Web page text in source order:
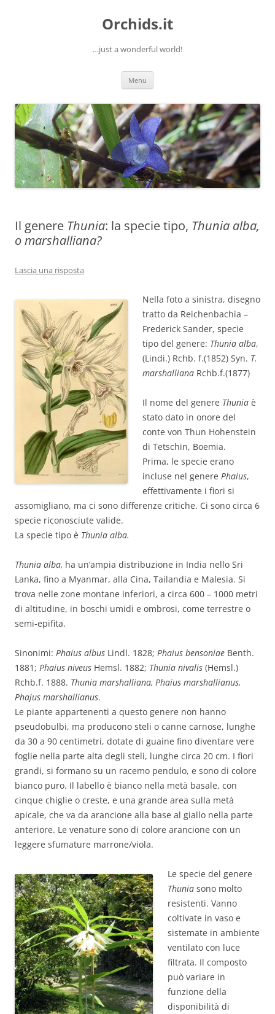
Orchids.it
…just a wonderful world!
Menu
Il genere Thunia: la specie tipo, Thunia alba,
o marshalliana?
Lascia una risposta
Nella foto a sinistra, disegno
tratto da Reichenbachia –
Frederick Sander, specie
tipo del genere: Thunia alba,
(Lindi.) Rchb. f.(1852) Syn. T.
marshalliana Rchb.f.(1877)
Il nome del genere Thunia è
stato dato in onore del
conte von Thun Hohenstein
di Tetschin, Boemia.
Prima, le specie erano
incluse nel genere Phaius,
effettivamente i fiori si
assomigliano, ma ci sono differenze critiche. Ci sono circa 6
specie riconosciute valide.
La specie tipo è Thunia alba.
Thunia alba, ha un’ampia distribuzione in India nello Sri
Lanka, fino a Myanmar, alla Cina, Tailandia e Malesia. Si
trova nelle zone montane inferiori, a circa 600 – 1000 metri
di altitudine, in boschi umidi e ombrosi, come terrestre o
semi-epifita.
Sinonimi: Phaius albus Lindl. 1828; Phaius bensoniae Benth.
1881; Phaius niveus Hemsl. 1882; Thunia nivalis (Hemsl.)
Rchb.f. 1888. Thunia marshalliana, Phaius marshallianus,
Phajus marshallianus.
Le piante appartenenti a questo genere non hanno
pseudobulbi, ma producono steli o canne carnose, lunghe
da 30 a 90 centimetri, dotate di guaine fino diventare vere
foglie nella parte alta degli steli, lunghe circa 20 cm. I fiori
grandi, si formano su un racemo pendulo, e sono di colore
bianco puro. Il labello è bianco nella metà basale, con
cinque chiglie o creste, e una grande area sulla metà
apicale, che va da arancione alla base al giallo nella parte
anteriore. Le venature sono di colore arancione con un
leggere sfumature marrone/viola.
Le specie del genere
Thunia sono molto
resistenti. Vanno
coltivate in vaso e
sistemate in ambiente
ventilato con luce
filtrata. Il composto
può variare in
funzione della
disponibilità di